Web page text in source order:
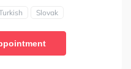
Slovak